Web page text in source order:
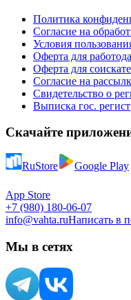
Политика
Согласие на
Условия
Оферта для
Оферта для
Согласие на
Свидетельство о
Выписка гос.
Скачайте
RuStore Google Play
App Store
+7 (980) 180-06-07
info@vahta.ruНаписать в
Мы в сетях